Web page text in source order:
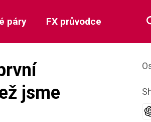
páry FX průvodce
jsme